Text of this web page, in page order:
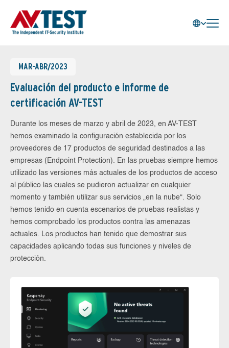
MAR-ABR/2023
Evaluación del producto e informe de
certificación AV-TEST
Durante los meses de marzo y abril de 2023, en AV-TEST
hemos examinado la configuración establecida por los
proveedores de 17 productos de seguridad destinados a las
empresas (Endpoint Protection). En las pruebas siempre hemos
utilizado las versiones más actuales de los productos de acceso
al público las cuales se pudieron actualizar en cualquier
momento y también utilizar sus servicios „en la nube“. Solo
hemos tenido en cuenta escenarios de pruebas realistas y
hemos comprobado los productos contra las amenazas
actuales. Los productos han tenido que demostrar sus
capacidades aplicando todas sus funciones y niveles de
protección.